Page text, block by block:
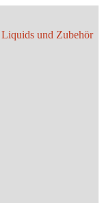
und Zubehör